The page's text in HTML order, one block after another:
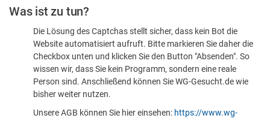
sind
Was ist zu tun?
Die Lösung des Captchas stellt sicher, dass kein Bot die
Website automatisiert aufruft. Bitte markieren Sie daher die
Checkbox unten und klicken Sie den Button "Absenden". So
wissen wir, dass Sie kein Programm, sondern eine reale
Person sind. Anschließend können Sie WG-Gesucht.de wie
bisher weiter nutzen.
Unsere AGB können Sie hier einsehen: https://www.wg-